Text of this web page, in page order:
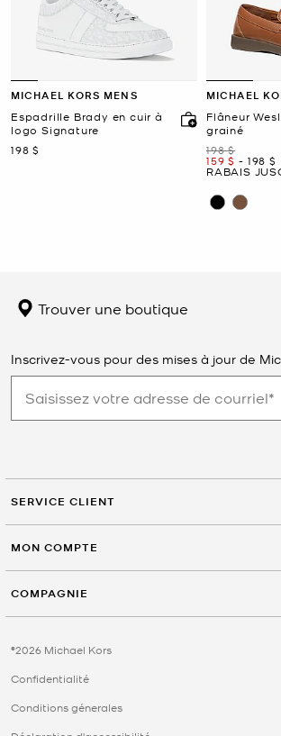
MICHAEL KORS MENS
Espadrille Brady en cuir à
logo Signature
maintenant
198 $
MICHAEL
Flâneur
grainé
était
198 $
maintenant
159 $ -
to 198 $
RABAIS
Trouver une boutique
Inscrivez-vous pour des mises à jour de
SERVICE CLIENT
MON COMPTE
COMPAGNIE
©2026 Michael Kors
Confidentialité
Conditions génerales